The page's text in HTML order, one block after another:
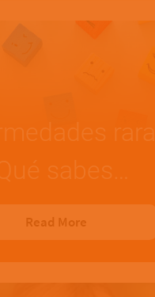
sabes…
Read More